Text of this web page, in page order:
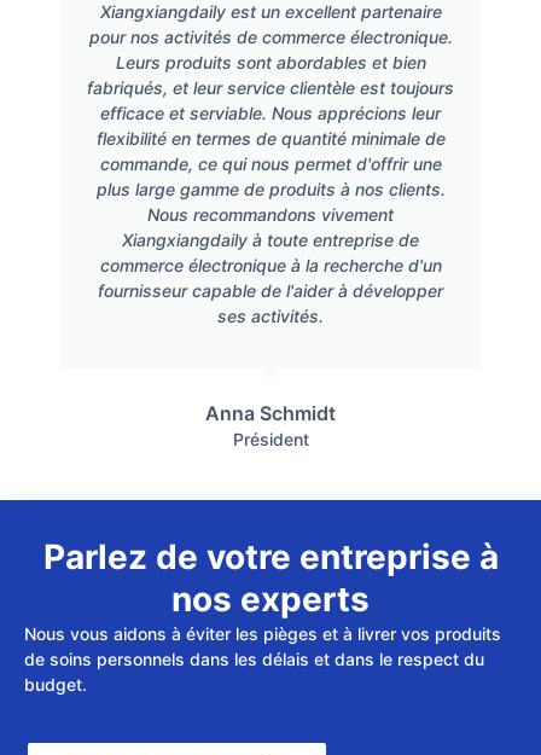
Xiangxiangdaily est un excellent partenaire
pour nos activités de commerce électronique.
Leurs produits sont abordables et bien
fabriqués, et leur service clientèle est toujours
efficace et serviable. Nous apprécions leur
flexibilité en termes de quantité minimale de
commande, ce qui nous permet d'offrir une
plus large gamme de produits à nos clients.
Nous recommandons vivement
Xiangxiangdaily à toute entreprise de
commerce électronique à la recherche d'un
fournisseur capable de l'aider à développer
ses activités.
Anna Schmidt
Président
Parlez de votre entreprise à
nos experts
Nous vous aidons à éviter les pièges et à livrer vos produits
de soins personnels dans les délais et dans le respect du
budget.